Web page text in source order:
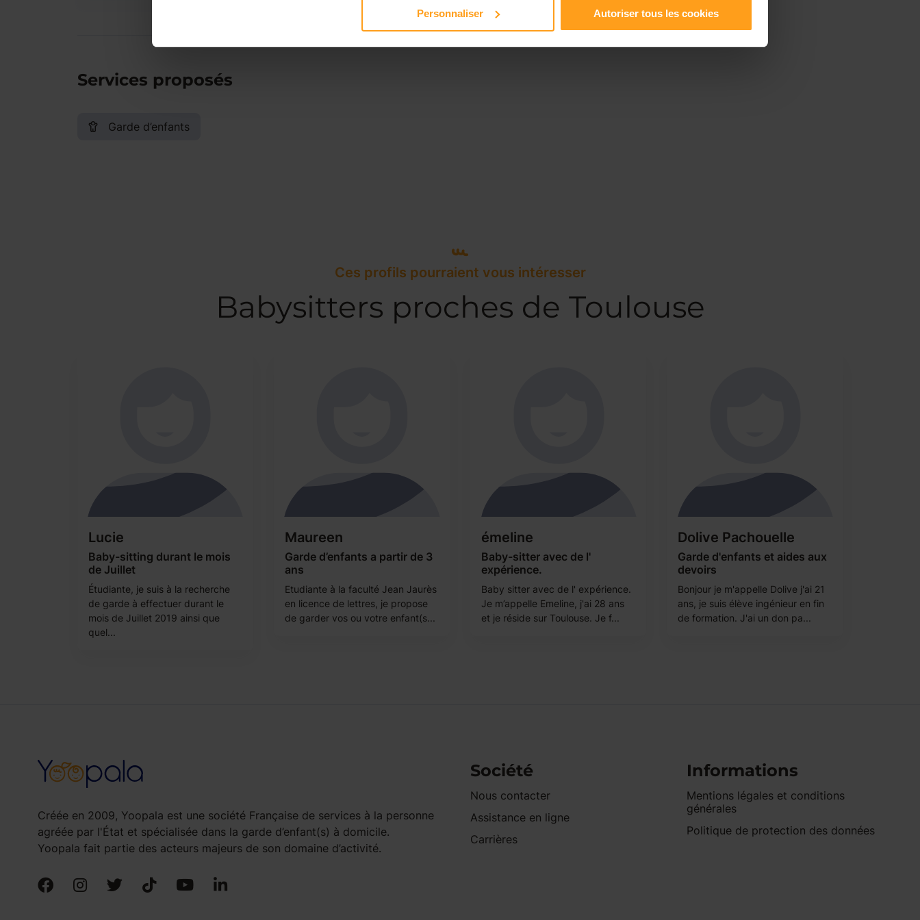
Personnaliser Autoriser tous les cookies
Services proposés
Garde d’enfants
Ces profils pourraient vous intéresser
Babysitters proches de Toulouse
Lucie
Baby-sitting durant le mois
de Juillet
Étudiante, je suis à la recherche
de garde à effectuer durant le
mois de Juillet 2019 ainsi que
quel...
Maureen
Garde d’enfants a partir de 3
ans
Etudiante à la faculté Jean Jaurès
en licence de lettres, je propose
de garder vos ou votre enfant(s...
émeline
Baby-sitter avec de l'
expérience.
Baby sitter avec de l' expérience.
Je m’appelle Emeline, j'ai 28 ans
et je réside sur Toulouse. Je f...
Dolive Pachouelle
Garde d'enfants et aides aux
devoirs
Bonjour je m'appelle Dolive j'ai 21
ans, je suis élève ingénieur en fin
de formation. J'ai un don pa...
Créée en 2009, Yoopala est une société Française de services à la personne
agréée par l'État et spécialisée dans la garde d’enfant(s) à domicile.
Yoopala fait partie des acteurs majeurs de son domaine d’activité.
Société
Nous contacter
Assistance en ligne
Carrières
Informations
Mentions légales et conditions
générales
Politique de protection des données